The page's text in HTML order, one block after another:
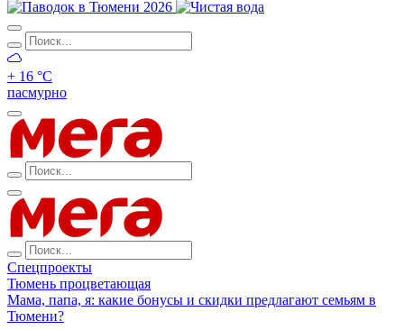
+ 16 °С
пасмурно
Спецпроекты
Тюмень процветающая
Мама, папа, я: какие бонусы и скидки предлагают семьям в
Тюмени?